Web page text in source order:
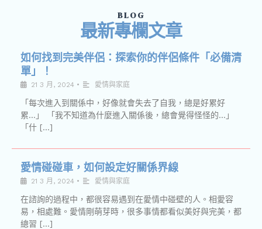
BLOG
最新專欄文章
如何找到完美伴侶：探索你的伴侶條件「必備清
單」！
21 3 月, 2024 • 愛情與家庭
「每次進入到關係中，好像就會失去了自我，總是好累好
累…」 「我不知道為什麼進入關係後，總會覺得怪怪的…」
「什 […]
愛情碰碰車，如何設定好關係界線
21 3 月, 2024 • 愛情與家庭
在諮詢的過程中，都很容易遇到在愛情中碰壁的人。相愛容
易，相處難。愛情剛萌芽時，很多事情都看似美好與完美，都
總習 […]